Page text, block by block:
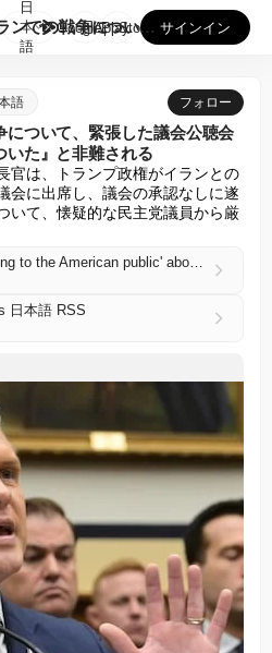
ヘグセス、イランでの戦争について、緊張した議会公聴会で『アメ...
日
本
語
GooglePlay
AppStore サインイン
語 フォロー
ついて、緊張した議会公聴会
いた』と非難される
官は、トランプ政権がイランとの
会に出席し、議会の承認なしに遂
いて、懐疑的な民主党議員から厳
Hegseth accused of 'lying to the American public' about war in Iran during tense Congressional hearing
日本語 RSS